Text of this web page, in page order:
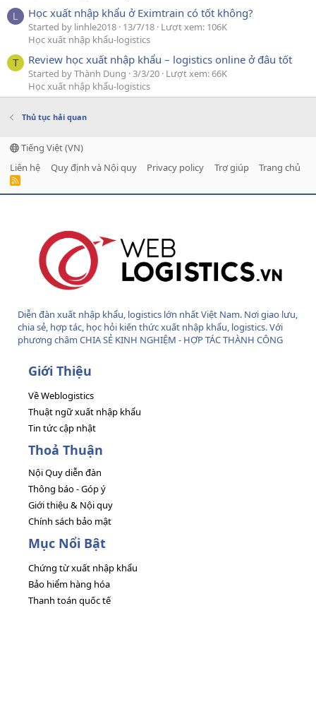
L Học xuất nhập khẩu ở Eximtrain có tốt không?
Started by linhle2018 13/7/18 Lượt xem: 106K
Học xuất nhập khẩu-logistics
T Review học xuất nhập khẩu – logistics online ở đâu tốt
Started by Thành Dung 3/3/20 Lượt xem: 66K
Học xuất nhập khẩu-logistics
Thủ tục hải quan
Tiếng Việt (VN)
Liên hệ
Quy định và Nội quy Privacy policy Trợ giúp Trang chủ
R
Diễn đàn xuất nhập khẩu, logistics lớn nhất Việt Nam. Nơi giao lưu,
chia sẻ, hợp tác, học hỏi kiến thức xuất nhập khẩu, logistics. Với
phương châm CHIA SẺ KINH NGHIỆM - HỢP TÁC THÀNH CÔNG
Giới Thiệu
Về Weblogistics
Thuật ngữ xuất nhập khẩu
Tin tức cập nhật
Thoả Thuận
Nội Quy diễn đàn
Thông báo - Góp ý
Giới thiệu & Nội quy
Chính sách bảo mật
Mục Nổi Bật
Chứng từ xuất nhập khẩu
Bảo hiểm hàng hóa
Thanh toán quốc tế